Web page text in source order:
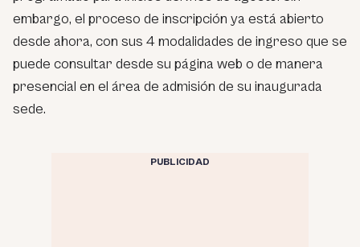
embargo, el proceso de inscripción ya está abierto
desde ahora, con sus 4 modalidades de ingreso que se
puede consultar desde su página web o de manera
presencial en el área de admisión de su inaugurada
sede.
PUBLICIDAD